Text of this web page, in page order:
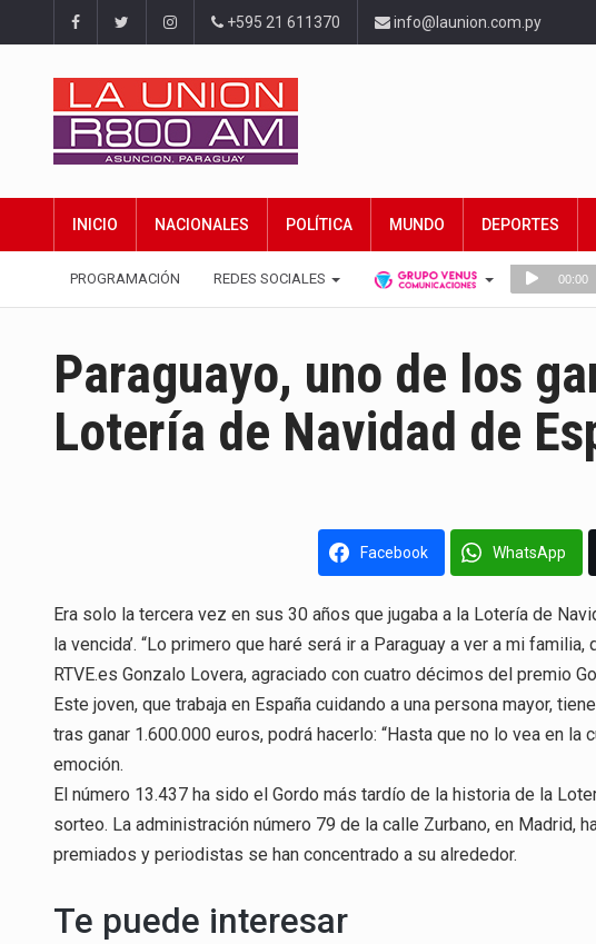
+595 21 611370 info@launion.com.py
INICIO NACIONALES POLÍTICA MUNDO DEPORTES
PROGRAMACIÓN REDES SOCIALES
Paraguayo, uno de los
Lotería de Navidad de
Facebook WhatsApp
Era solo la tercera vez en sus 30 años que jugaba a la Lotería de
la vencida’. “Lo primero que haré será ir a Paraguay a ver a mi
RTVE.es Gonzalo Lovera, agraciado con cuatro décimos del premio
Este joven, que trabaja en España cuidando a una persona mayor,
tras ganar 1.600.000 euros, podrá hacerlo: “Hasta que no lo vea en
emoción.
El número 13.437 ha sido el Gordo más tardío de la historia de la
sorteo. La administración número 79 de la calle Zurbano, en Madrid,
premiados y periodistas se han concentrado a su alrededor.
Te puede interesar